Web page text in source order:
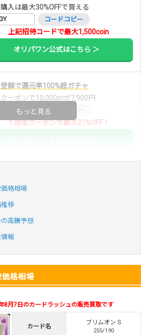
購入は最大30%OFFで買える
コードコピー
上記招待コードで最大1,500coin
オリパワン公式はこちら ＞
登録で還元率100%超ガチャ
クーポンで10,000ptが7,900円
コードコピー
↑限定クーポンで最大21%OFF！
録で6種類アド確解禁
録で6種類アド確解禁
円で1,500coin買える
オリパスタジアム公式はこちら ＞
もっと見る
格相場
移
高騰予想
報
価格相場
8月7日のカードラッシュの販売買取です
カード名
ブリムオン S
255/190